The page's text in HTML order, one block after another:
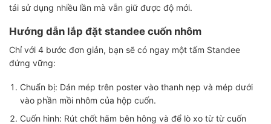
tái sử dụng nhiều lần mà vẫn giữ được độ mới.
Hướng dẫn lắp đặt standee cuốn nhôm
Chỉ với 4 bước đơn giản, bạn sẽ có ngay một tấm Standee
đứng vững:
Chuẩn bị: Dán mép trên poster vào thanh nẹp và mép dưới
vào phần mồi nhôm của hộp cuốn.
Cuốn hình: Rút chốt hãm bên hông và để lò xo từ từ cuốn